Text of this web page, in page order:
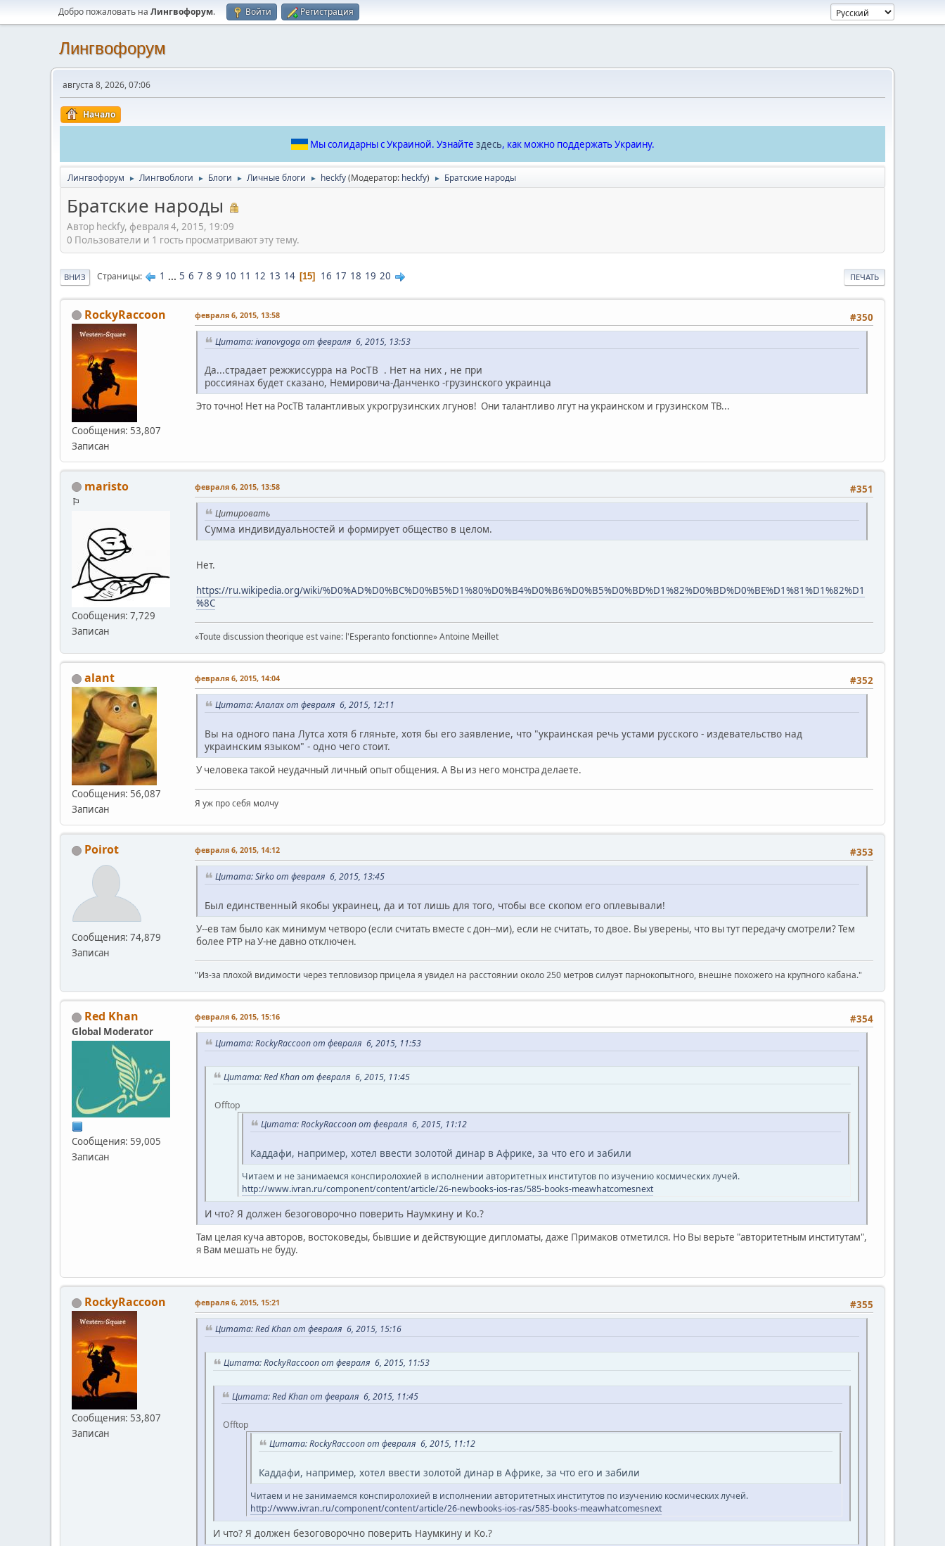
Добро пожаловать на Лингвофорум. Войти Регистрация
Лингвофорум
августа 8, 2026, 07:06
Начало
Мы солидарны с Украиной. Узнайте здесь, как можно поддержать Украину.
Лингвофорум ► Лингвоблоги ► Блоги ► Личные блоги ► heckfy(Модератор: heckfy) ► Братские народы
Братские народы
Автор heckfy, февраля 4, 2015, 19:09
0 Пользователи и 1 гость просматривают эту тему.
ПЕЧАТЬ
ВНИЗ Страницы 1 ... 5 6 7 8 9 10 11 12 13 14 15 16 17 18 19 20
RockyRaccoon
Сообщения: 53,807
Записан
#350
февраля 6, 2015, 13:58
Цитата: ivanovgoga от февраля 6, 2015, 13:53
Да...страдает режжиссурра на РосТВ . Нет на них , не при
россиянах будет сказано, Немировича-Данченко -грузинского украинца
Это точно! Нет на РосТВ талантливых укрогрузинских лгунов! Они талантливо лгут на украинском и грузинском ТВ...
maristo
⚐
Сообщения: 7,729
Записан
#351
февраля 6, 2015, 13:58
Цитировать
Сумма индивидуальностей и формирует общество в целом.
Нет.
https://ru.wikipedia.org/wiki/%D0%AD%D0%BC%D0%B5%D1%80%D0%B4%D0%B6%D0%B5%D0%BD%D1%82%D0%BD%D0%BE%D1%81%D1%82%D1
%8C
«Toute discussion theorique est vaine: l'Esperanto fonctionne» Antoine Mеillet
alant
Сообщения: 56,087
Записан
#352
февраля 6, 2015, 14:04
Цитата: Алалах от февраля 6, 2015, 12:11
Вы на одного пана Лутса хотя б гляньте, хотя бы его заявление, что "украинская речь устами русского - издевательство над
украинским языком" - одно чего стоит.
У человека такой неудачный личный опыт общения. А Вы из него монстра делаете.
Я уж про себя молчу
Poirot
Сообщения: 74,879
Записан
#353
февраля 6, 2015, 14:12
Цитата: Sirko от февраля 6, 2015, 13:45
Был единственный якобы украинец, да и тот лишь для того, чтобы все скопом его оплевывали!
У--ев там было как минимум четворо (если считать вместе с дон--ми), если не считать, то двое. Вы уверены, что вы тут передачу смотрели? Тем
более РТР на У-не давно отключен.
"Из-за плохой видимости через тепловизор прицела я увидел на расстоянии около 250 метров силуэт парнокопытного, внешне похожего на крупного кабана."
Red Khan
Global Moderator
Сообщения: 59,005
Записан
#354
февраля 6, 2015, 15:16
Цитата: RockyRaccoon от февраля 6, 2015, 11:53
Цитата: Red Khan от февраля 6, 2015, 11:45
Offtop
Цитата: RockyRaccoon от февраля 6, 2015, 11:12
Каддафи, например, хотел ввести золотой динар в Африке, за что его и забили
Читаем и не занимаемся конспиролохией в исполнении авторитетных институтов по изучению космических лучей.
http://www.ivran.ru/component/content/article/26-newbooks-ios-ras/585-books-meawhatcomesnext
И что? Я должен безоговорочно поверить Наумкину и Ко.?
Там целая куча авторов, востоковеды, бывшие и действующие дипломаты, даже Примаков отметился. Но Вы верьте "авторитетным институтам",
я Вам мешать не буду.
RockyRaccoon
Сообщения: 53,807
Записан
#355
февраля 6, 2015, 15:21
Цитата: Red Khan от февраля 6, 2015, 15:16
Цитата: RockyRaccoon от февраля 6, 2015, 11:53
Цитата: Red Khan от февраля 6, 2015, 11:45
Offtop
Цитата: RockyRaccoon от февраля 6, 2015, 11:12
Каддафи, например, хотел ввести золотой динар в Африке, за что его и забили
Читаем и не занимаемся конспиролохией в исполнении авторитетных институтов по изучению космических лучей.
http://www.ivran.ru/component/content/article/26-newbooks-ios-ras/585-books-meawhatcomesnext
И что? Я должен безоговорочно поверить Наумкину и Ко.?